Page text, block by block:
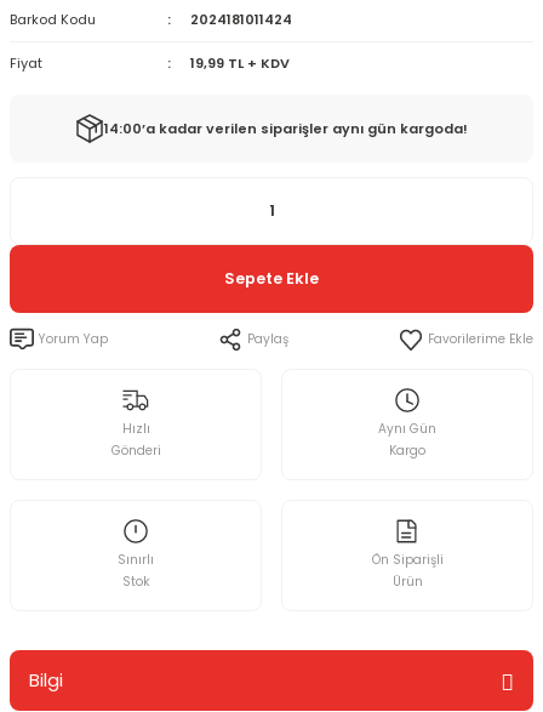
Barkod Kodu 2024181011424
Fiyat 19,99 TL + KDV
14:00’a kadar verilen siparişler aynı gün kargoda!
Sepete Ekle
Yorum Yap Paylaş
Hızlı
Gönderi
Aynı Gün
Kargo
Sınırlı
Stok
Ön Siparişli
Ürün
Bilgi